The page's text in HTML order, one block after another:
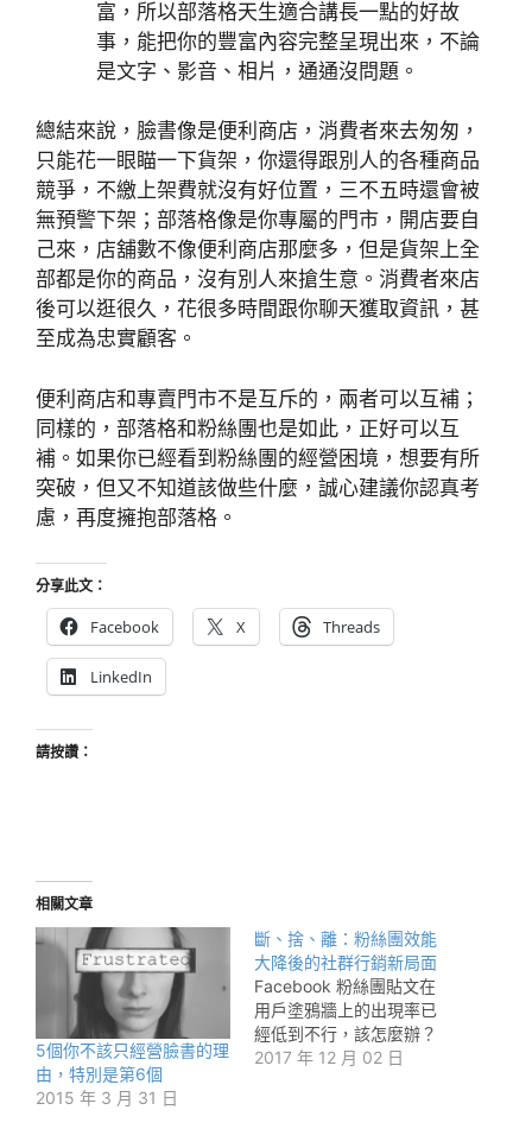
富，所以部落格天生適合講長一點的好故
事，能把你的豐富內容完整呈現出來，不論
是文字、影音、相片，通通沒問題。
總結來說，臉書像是便利商店，消費者來去匆匆，
只能花一眼瞄一下貨架，你還得跟別人的各種商品
競爭，不繳上架費就沒有好位置，三不五時還會被
無預警下架；部落格像是你專屬的門市，開店要自
己來，店舖數不像便利商店那麼多，但是貨架上全
部都是你的商品，沒有別人來搶生意。消費者來店
後可以逛很久，花很多時間跟你聊天獲取資訊，甚
至成為忠實顧客。
便利商店和專賣門市不是互斥的，兩者可以互補；
同樣的，部落格和粉絲團也是如此，正好可以互
補。如果你已經看到粉絲團的經營困境，想要有所
突破，但又不知道該做些什麼，誠心建議你認真考
慮，再度擁抱部落格。
分享此文：
Facebook X Threads
LinkedIn
請按讚：
相關文章
5個你不該只經營臉書的理
由，特別是第6個
2015 年 3 月 31 日
斷、捨、離：粉絲團效能
大降後的社群行銷新局面
Facebook 粉絲團貼文在
用戶塗鴉牆上的出現率已
經低到不行，該怎麼辦？
2017 年 12 月 02 日